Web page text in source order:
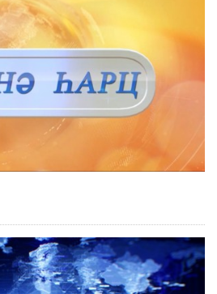
выпуск от 06.08.2026.